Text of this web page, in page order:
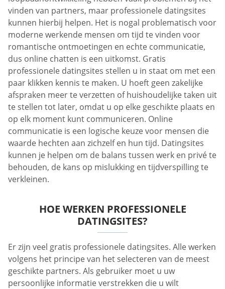
vinden van partners, maar professionele datingsites
kunnen hierbij helpen. Het is nogal problematisch voor
moderne werkende mensen om tijd te vinden voor
romantische ontmoetingen en echte communicatie,
dus online chatten is een uitkomst. Gratis
professionele datingsites stellen u in staat om met een
paar klikken kennis te maken. U hoeft geen zakelijke
afspraken meer te verzetten of huishoudelijke taken uit
te stellen tot later, omdat u op elke geschikte plaats en
op elk moment kunt communiceren. Online
communicatie is een logische keuze voor mensen die
waarde hechten aan zichzelf en hun tijd. Datingsites
kunnen je helpen om de balans tussen werk en privé te
behouden, de kans op mislukking en tijdverspilling te
verkleinen.
HOE WERKEN PROFESSIONELE
DATINGSITES?
Er zijn veel gratis professionele datingsites. Alle werken
volgens het principe van het selecteren van de meest
geschikte partners. Als gebruiker moet u uw
persoonlijke informatie verstrekken die u wilt